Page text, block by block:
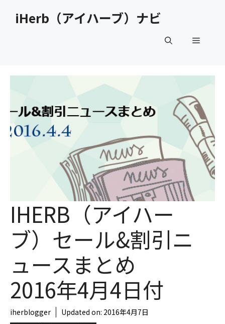
iHerb（アイハーブ）ナビ
メ
ー
IHERB（アイハー
ブ）セール&割引ニ
ュースまとめ
2016年4月4日付
iherblogger Updated on: 2016年4月7日